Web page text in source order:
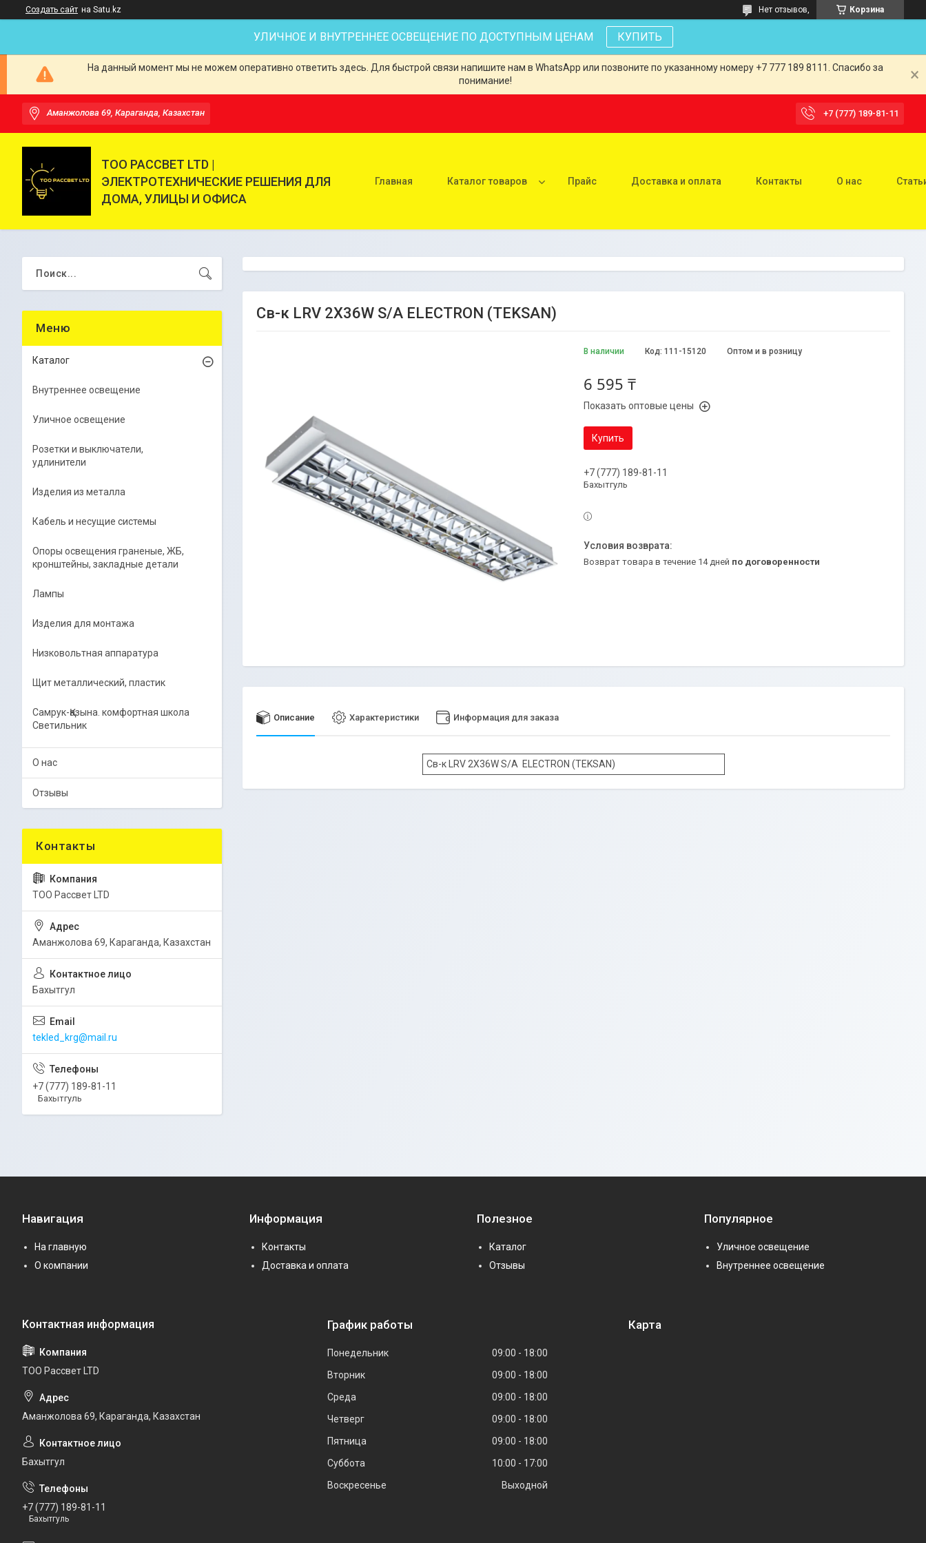
Создать сайт на Satu.kz Корзина
Нет отзывов,
УЛИЧНОЕ И ВНУТРЕННЕЕ ОСВЕЩЕНИЕ ПО ДОСТУПНЫМ ЦЕНАМ КУПИТЬ
На данный момент мы не можем оперативно ответить здесь. Для быстрой связи напишите нам в WhatsApp или позвоните по указанному номеру +7 777 189 8111. Спасибо за
понимание!
Аманжолова 69, Караганда, Казахстан +7 (777) 189-81-11
ТОО РАССВЕТ LTD |
ЭЛЕКТРОТЕХНИЧЕСКИЕ РЕШЕНИЯ ДЛЯ
ДОМА, УЛИЦЫ И ОФИСА
Главная Каталог товаров Прайс Доставка и оплата Контакты О нас
Св-к LRV 2Х36W S/A ELECTRON (TEKSAN)
В наличии Оптом и в розницу
Код: 111-15120
6 595 ₸
Показать оптовые цены
Купить
+7 (777) 189-81-11
Бахытгуль
возврат товара в течение 14 дней по договоренности
Описание Характеристики Информация для заказа
Св-к LRV 2Х36W S/A ELECTRON (TEKSAN)
Каталог
Внутреннее освещение
Уличное освещение
Розетки и выключатели,
удлинители
Изделия из металла
Кабель и несущие системы
Опоры освещения граненые, ЖБ,
кронштейны, закладные детали
Лампы
Изделия для монтажа
Низковольтная аппаратура
Щит металлический, пластик
Самрук-Қазына. комфортная школа
Светильник
О нас
Отзывы
ТОО Рассвет LTD
Аманжолова 69, Караганда, Казахстан
Бахытгул
tekled_krg@mail.ru
+7 (777) 189-81-11
Бахытгуль
Навигация
На главную
О компании
Информация
Контакты
Доставка и оплата
Полезное
Каталог
Отзывы
Популярное
Уличное освещение
Внутреннее освещение
ТОО Рассвет LTD
Аманжолова 69, Караганда, Казахстан
Бахытгул
+7 (777) 189-81-11
Бахытгуль
График работы
Понедельник 09:00
18:00
Вторник
09:00
18:00
Среда
09:00
18:00
Четверг
09:00
18:00
Пятница
09:00
18:00
Суббота
10:00
17:00
Воскресенье
Выходной
Карта